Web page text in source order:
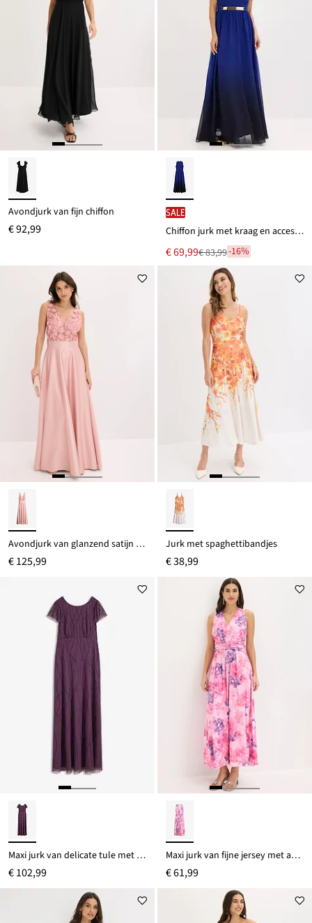
Avondjurk van fijn chiffon
€ 92,99
SALE
Chiffon jurk met kraag en accessoire
Nu
voor
€ 69,99
Van € 83,99-16%
Avondjurk van glanzend satijn met bloemenapplicatie
€ 125,99
Jurk met spaghettibandjes
€ 38,99
Maxi jurk van delicate tule met parelborduursel
€ 102,99
Maxi jurk van fijne jersey met accessoire-detail
€ 61,99